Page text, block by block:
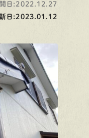
日:2022.12.27
日:2023.01.12